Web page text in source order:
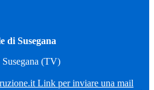
di Susegana
(TV)
Link per inviare una mail